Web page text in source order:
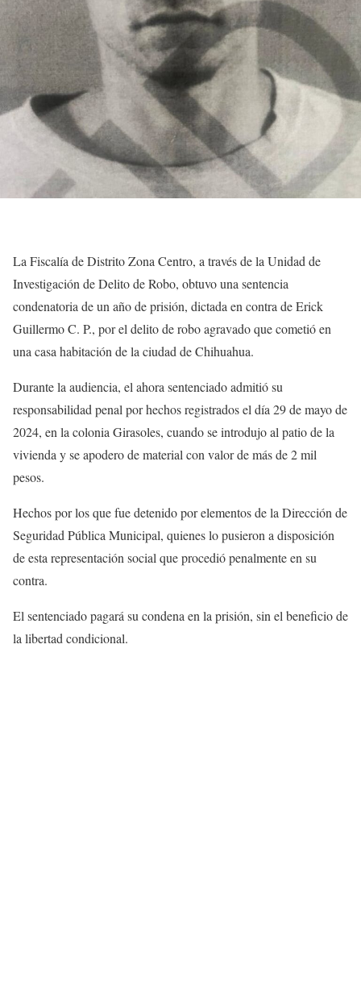
La Fiscalía de Distrito Zona Centro, a través de la Unidad de
Investigación de Delito de Robo, obtuvo una sentencia
condenatoria de un año de prisión, dictada en contra de Erick
Guillermo C. P., por el delito de robo agravado que cometió en
una casa habitación de la ciudad de Chihuahua.
Durante la audiencia, el ahora sentenciado admitió su
responsabilidad penal por hechos registrados el día 29 de mayo de
2024, en la colonia Girasoles, cuando se introdujo al patio de la
vivienda y se apodero de material con valor de más de 2 mil
pesos.
Hechos por los que fue detenido por elementos de la Dirección de
Seguridad Pública Municipal, quienes lo pusieron a disposición
de esta representación social que procedió penalmente en su
contra.
El sentenciado pagará su condena en la prisión, sin el beneficio de
la libertad condicional.